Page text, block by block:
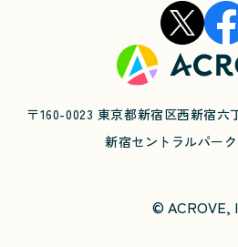
〒160-0023 東京都新宿区西新宿
新宿セントラルパー
© ACROVE,